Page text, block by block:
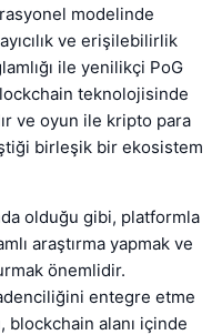
modelinde
ve erişilebilirlik
ile yenilikçi PoG
teknolojisinde
ve oyun ile kripto para
birleşik bir ekosistem
olduğu gibi, platformla
araştırma yapmak ve
önemlidir.
entegre etme
blockchain alanı içinde